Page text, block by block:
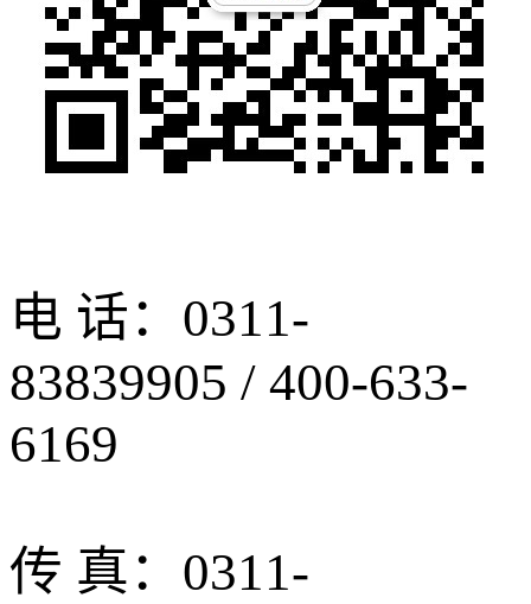
电 话：0311-
83839905 / 400-633-
6169
传 真：0311-